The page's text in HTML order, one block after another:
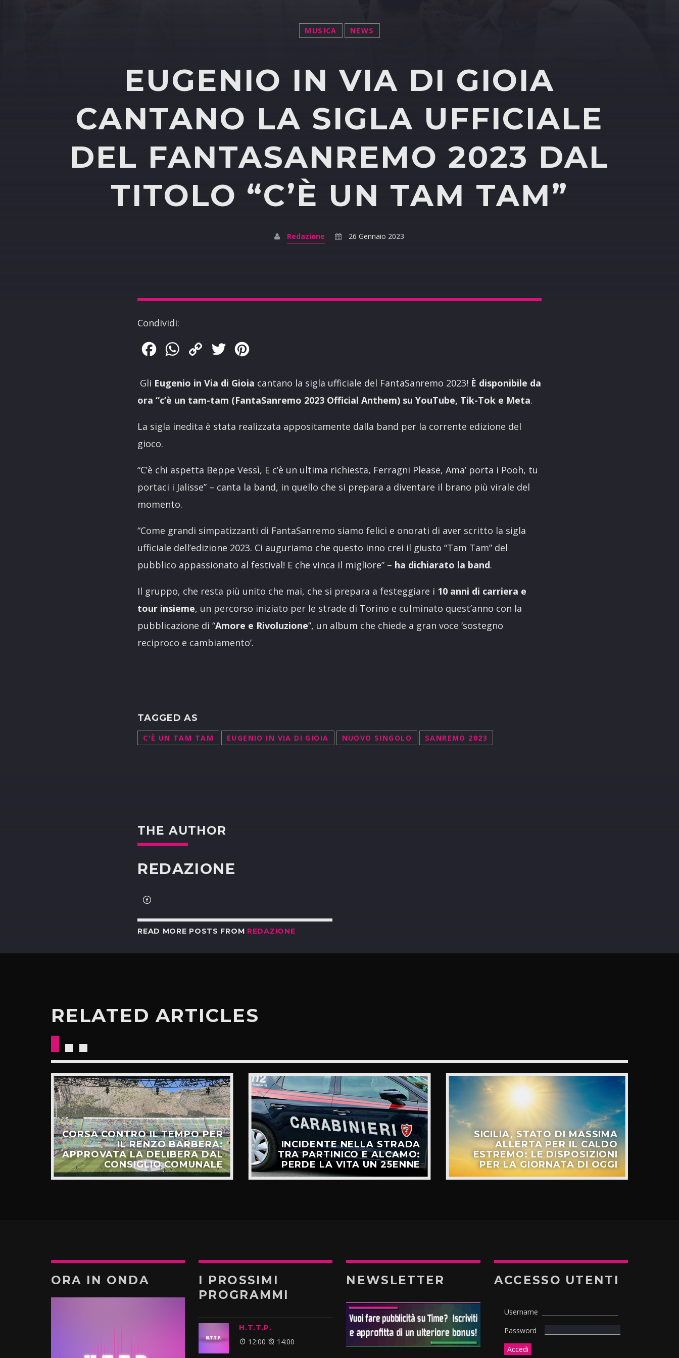
MUSICA NEWS
EUGENIO IN VIA DI GIOIA
CANTANO LA SIGLA UFFICIALE
DEL FANTASANREMO 2023 DAL
TITOLO “C’È UN TAM TAM”
Redazione 26 Gennaio 2023
Condividi:
FacebookWhatsApp
Copy
Twitter
Gli Eugenio in Via di Gioia cantano la sigla ufficiale del FantaSanremo 2023! È disponibile da
ora “c’è un tam-tam (FantaSanremo 2023 Official Anthem) su YouTube, Tik-Tok e Meta.
La sigla inedita è stata realizzata appositamente dalla band per la corrente edizione del
gioco.
“C’è chi aspetta Beppe Vessì, E c’è un ultima richiesta, Ferragni Please, Ama’ porta i Pooh, tu
portaci i Jalisse” – canta la band, in quello che si prepara a diventare il brano più virale del
momento.
“Come grandi simpatizzanti di FantaSanremo siamo felici e onorati di aver scritto la sigla
ufficiale dell’edizione 2023. Ci auguriamo che questo inno crei il giusto “Tam Tam” del
pubblico appassionato al festival! E che vinca il migliore” – ha dichiarato la band.
Il gruppo, che resta più unito che mai, che si prepara a festeggiare i 10 anni di carriera e
tour insieme, un percorso iniziato per le strade di Torino e culminato quest’anno con la
pubblicazione di “Amore e Rivoluzione”, un album che chiede a gran voce ‘sostegno
reciproco e cambiamento’.
TAGGED AS
C'È UN TAM TAM EUGENIO IN VIA DI GIOIA NUOVO SINGOLO SANREMO 2023
THE AUTHOR
REDAZIONE
READ MORE POSTS FROM REDAZIONE
RELATED ARTICLES
CORSA CONTRO IL TEMPO PER
IL RENZO BARBERA:
APPROVATA LA DELIBERA DAL
CONSIGLIO COMUNALE
INCIDENTE NELLA STRADA
TRA PARTINICO E ALCAMO:
PERDE LA VITA UN 25ENNE
SICILIA, STATO DI MASSIMA
ALLERTA PER IL CALDO
ESTREMO: LE DISPOSIZIONI
PER LA GIORNATA DI OGGI
ORA IN ONDA
I PROSSIMI
PROGRAMMI
H.T.T.P.
12:00 14:00
NEWSLETTER ACCESSO UTENTI
Username
Password